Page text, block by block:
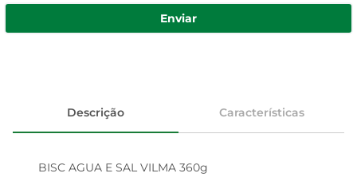
Enviar
Descrição Características
BISC AGUA E SAL VILMA 360g